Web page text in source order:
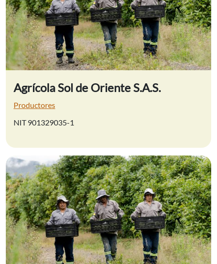
Agrícola Sol de Oriente S.A.S.
Productores
NIT 901329035-1